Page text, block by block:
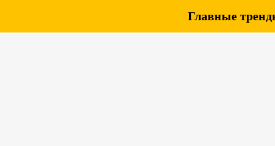
Главные